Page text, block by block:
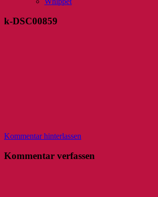
k-DSC00859
Kommentar hinterlassen
Kommentar verfassen